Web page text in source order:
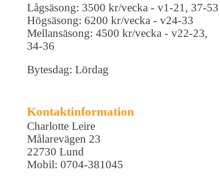
Lågsäsong: 3500 kr/vecka - v1-21, 37-53
Högsäsong: 6200 kr/vecka - v24-33
Mellansäsong: 4500 kr/vecka - v22-23,
34-36
Bytesdag: Lördag
Kontaktinformation
Charlotte Leire
Målarevägen 23
22730 Lund
Mobil: 0704-381045